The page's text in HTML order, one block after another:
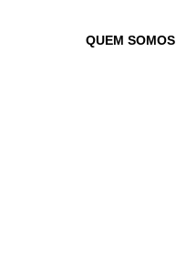
QUEM SOMOS